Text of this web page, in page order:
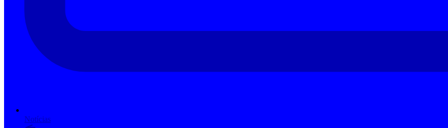
Notícias